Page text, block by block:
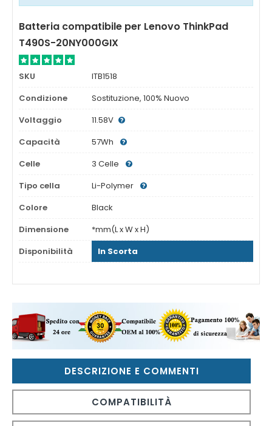
Batteria compatibile per Lenovo ThinkPad
T490S-20NY000GIX
SKU
ITB1518
Condizione
Sostituzione, 100% Nuovo
Voltaggio
11.58V
Capacità
57Wh
Celle
3 Celle
Tipo cella
Li-Polymer
Colore
Black
Dimensione
*mm(L x W x H)
Disponibilità
In Scorta
DESCRIZIONE E COMMENTI
COMPATIBILITÀ